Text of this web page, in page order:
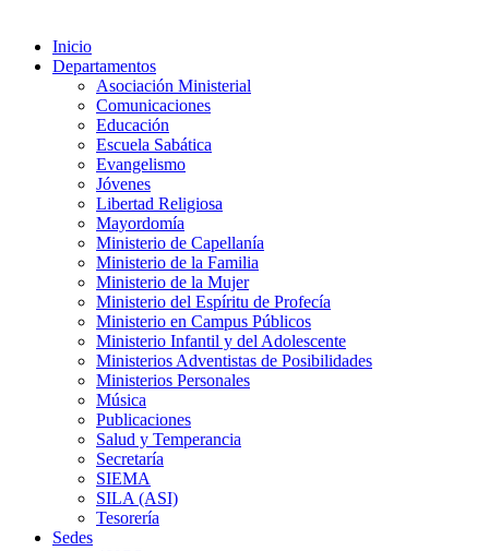
Inicio
Departamentos
Asociación Ministerial
Comunicaciones
Educación
Escuela Sabática
Evangelismo
Jóvenes
Libertad Religiosa
Mayordomía
Ministerio de Capellanía
Ministerio de la Familia
Ministerio de la Mujer
Ministerio del Espíritu de Profecía
Ministerio en Campus Públicos
Ministerio Infantil y del Adolescente
Ministerios Adventistas de Posibilidades
Ministerios Personales
Música
Publicaciones
Salud y Temperancia
Secretaría
SIEMA
SILA (ASI)
Tesorería
Sedes